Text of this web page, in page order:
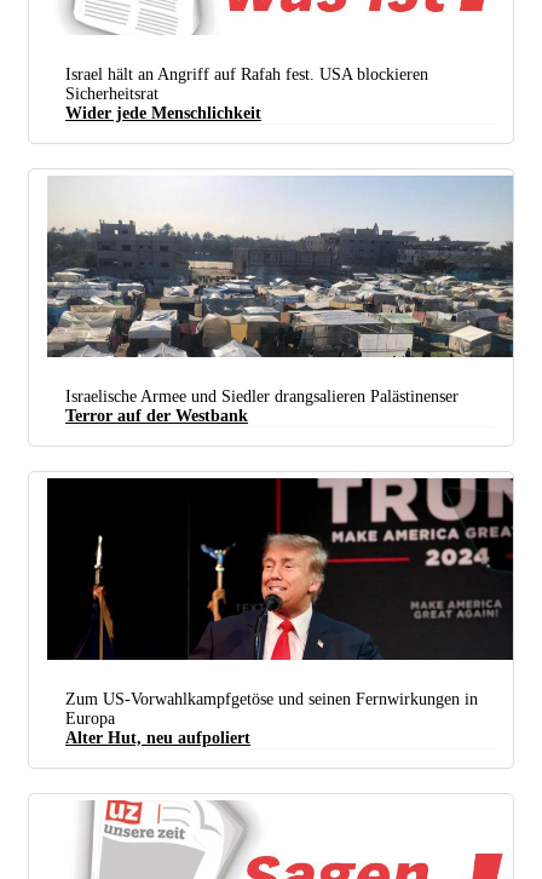
Israel hält an Angriff auf Rafah fest. USA blockieren
Sicherheitsrat
Wider jede Menschlichkeit
Während die Menschen in Flüchtlingslagern in Rafah bangen, wann die israelische Offensive auf
das Gebiet losgeht, sind Palästinenser auf der Westbank willkürlichen Verhaftungen ausgesetzt.
(Foto: palestinercs.org)
Israelische Armee und Siedler drangsalieren Palästinenser
Terror auf der Westbank
Egal welche Fratze vorne steht – dahinter steht die Rüstungslobby. (Foto:
CC BY-SA 2.0 Deed / Bearb.: UZ)
Zum US-Vorwahlkampfgetöse und seinen Fernwirkungen in
Europa
Alter Hut, neu aufpoliert